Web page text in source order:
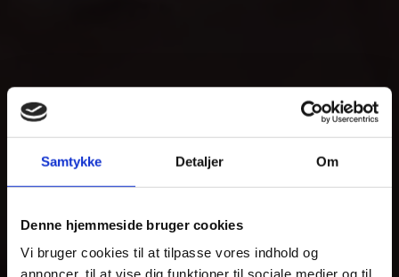
Samtykke Detaljer Om
Denne hjemmeside bruger cookies
Vi bruger cookies til at tilpasse vores indhold og
annoncer, til at vise dig funktioner til sociale medier og til